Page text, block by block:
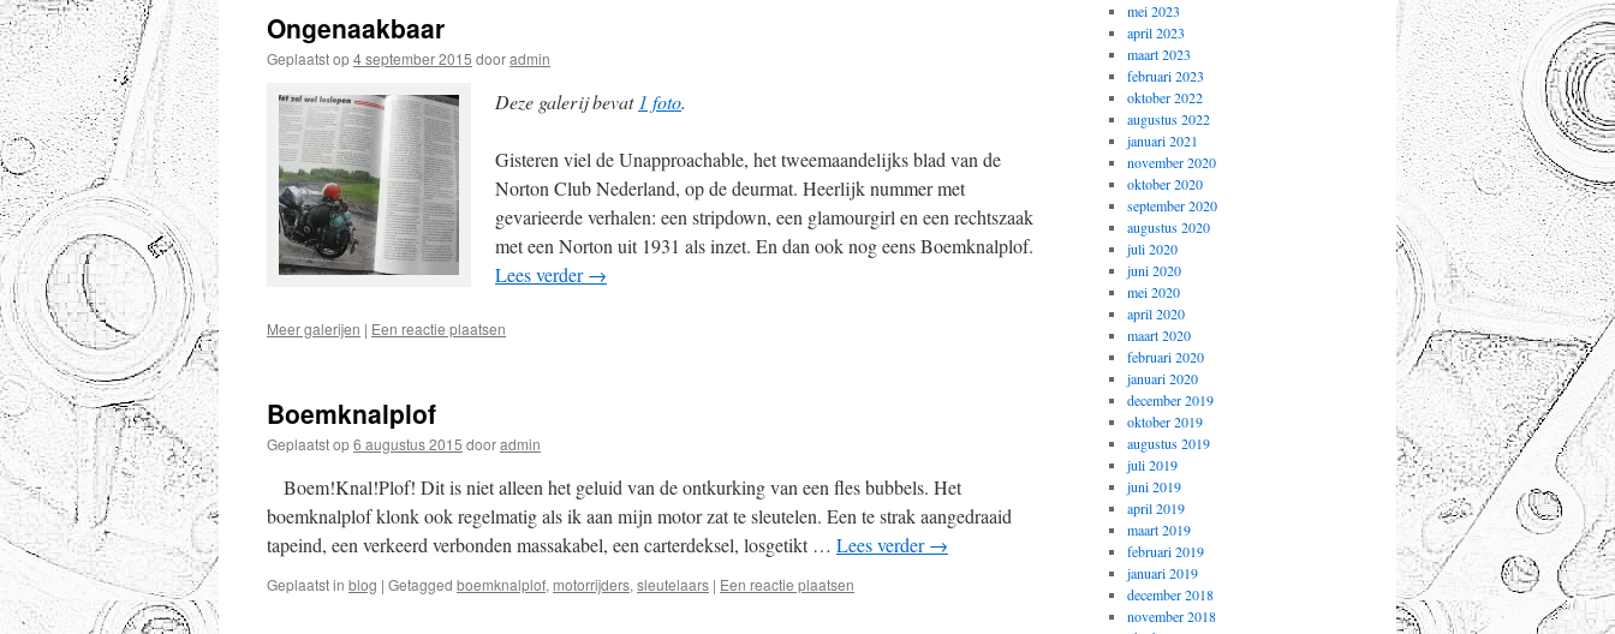
Ongenaakbaar
Geplaatst op4 september 2015 dooradmin
Deze galerij bevat 1 foto.
Gisteren viel de Unapproachable, het tweemaandelijks blad van de
Norton Club Nederland, op de deurmat. Heerlijk nummer met
gevarieerde verhalen: een stripdown, een glamourgirl en een rechtszaak
met een Norton uit 1931 als inzet. En dan ook nog eens Boemknalplof.
Lees verder→
Meer galerijen | Een reactie plaatsen
Boemknalplof
Geplaatst op6 augustus 2015 dooradmin
Boem!Knal!Plof! Dit is niet alleen het geluid van de ontkurking van een fles bubbels. Het
boemknalplof klonk ook regelmatig als ik aan mijn motor zat te sleutelen. Een te strak aangedraaid
tapeind, een verkeerd verbonden massakabel, een carterdeksel, losgetikt … Lees verder→
Geplaatst in blog | Getagged boemknalplof, motorrijders, sleutelaars | Een reactie plaatsen
mei 2023
april 2023
maart 2023
februari 2023
oktober 2022
augustus 2022
januari 2021
november 2020
oktober 2020
september 2020
augustus 2020
juli 2020
juni 2020
mei 2020
april 2020
maart 2020
februari 2020
januari 2020
december 2019
oktober 2019
augustus 2019
juli 2019
juni 2019
april 2019
maart 2019
februari 2019
januari 2019
december 2018
november 2018